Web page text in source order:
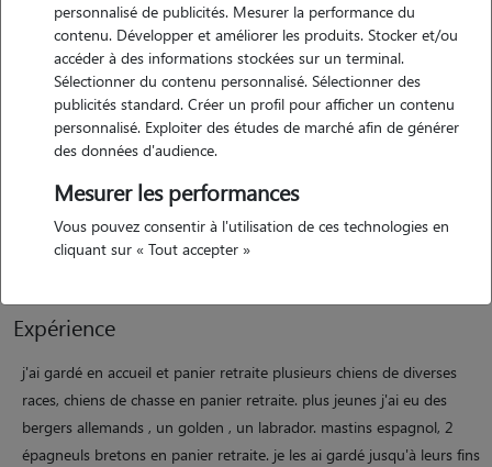
Motivation
bonjour, j'ai été famille d'accueil pour des associations de chiens et
chats. j'ai adopté un golden, 2 mastinas espagnoles, un griffon. il me
reste actuellement à la maison juste une petite griffonne de 10 ans,
une minette de 4 ans.je suis habituée à vivre avec des chiens de
m'occuper de chiens ou chats.j'ai toujours été proches des animaux.
Expérience
j'ai gardé en accueil et panier retraite plusieurs chiens de diverses
races, chiens de chasse en panier retraite. plus jeunes j'ai eu des
bergers allemands , un golden , un labrador. mastins espagnol, 2
épagneuls bretons en panier retraite. je les ai gardé jusqu'à leurs fins
personnalisé de publicités. Mesurer la performance du
contenu. Développer et améliorer les produits. Stocker et/ou
accéder à des informations stockées sur un terminal.
Sélectionner du contenu personnalisé. Sélectionner des
publicités standard. Créer un profil pour afficher un contenu
personnalisé. Exploiter des études de marché afin de générer
des données d'audience.
Mesurer les performances
Vous pouvez consentir à l'utilisation de ces technologies en
cliquant sur « Tout accepter »